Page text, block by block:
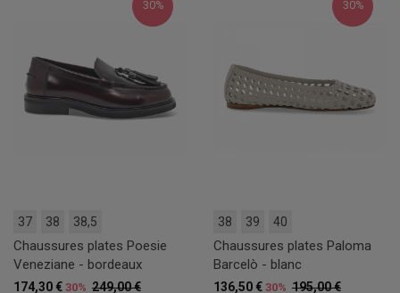
30%
37 38 38,5
Chaussures plates Poesie
Veneziane - bordeaux
249,00 €
174,30 € 30%
30%
38 39 40
Chaussures plates Paloma
Barcelò - blanc
195,00 €
136,50 € 30%